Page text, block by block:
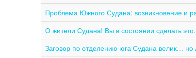
Проблема Южного Судана: возникновение и
О жители Судана! Вы в состоянии сделать
Заговор по отделению юга Судана велик…